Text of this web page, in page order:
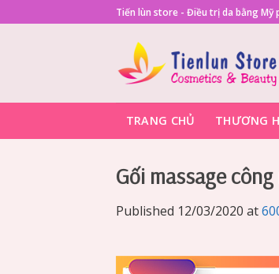
to
Tiến lùn store - Điều trị da bằng Mỹ
TRANG CHỦ THƯƠNG
Gối massage
Published 12/03/2020 at